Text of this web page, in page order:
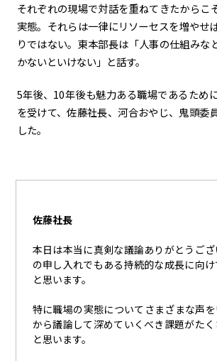
コーポレート
モビリティカンパニー トヨタグローバル トヨタ
モノづくり 日本自動車工業会（自工会）
follow us
それぞれの現場で対話を重ねてきたからこ
実態。それらは一律にリソーセスを増やせ
りではない。東本部長は「人事の仕組みな
かないといけない」と話す。
5年後、10年後も魅力ある職場であるために
を受けて、佐藤社長、河合おやじ、鬼頭委
した。
佐藤社長
本日は本当に真剣な議論ありがとうご
の申し入れでもある持続的な成長に向
と思います。
特に職場の実態についてさまざまな声
から議論して深めていくべき課題がた
と思います。